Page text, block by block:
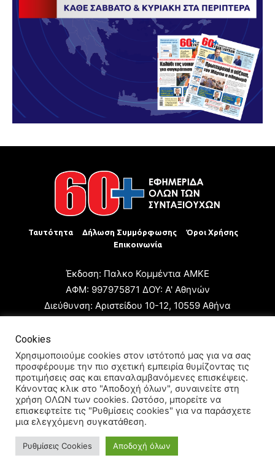
Ταυτότητα Δήλωση Συμμόρφωσης
Όροι Χρήσης
Επικοινωνία
Έκδοση: Παλκο Κομμέντια ΑΜΚΕ
ΑΦΜ: 997975871 ΔΟΥ: Α' Αθηνών
Διεύθυνση: Αριστείδου 10-12, 10559 Αθήνα
Ιδιοκτήτης: Παλκο Κομμέντια ΑΜΚΕ
Διευθυντής: Ιωάννης Παπαγεωργίου
Διευθυντής Σύνταξης: Μαρία Καραολάνη
Διαχειριστής και Δικαιούχος ονόματος τομέα: Ιωάννης
Παπαγεωργίου
© 2024 All Rights Reserved.
Cookies
Χρησιμοποιούμε cookies στον ιστότοπό μας για να σας
προσφέρουμε την πιο σχετική εμπειρία θυμίζοντας τις
προτιμήσεις σας και επαναλαμβανόμενες επισκέψεις.
Κάνοντας κλικ στο "Αποδοχή όλων", συναινείτε στη
χρήση ΟΛΩΝ των cookies. Ωστόσο, μπορείτε να
επισκεφτείτε τις "Ρυθμίσεις cookies" για να παράσχετε
μια ελεγχόμενη συγκατάθεση.
Ρυθμίσεις Cookies Αποδοχή όλων